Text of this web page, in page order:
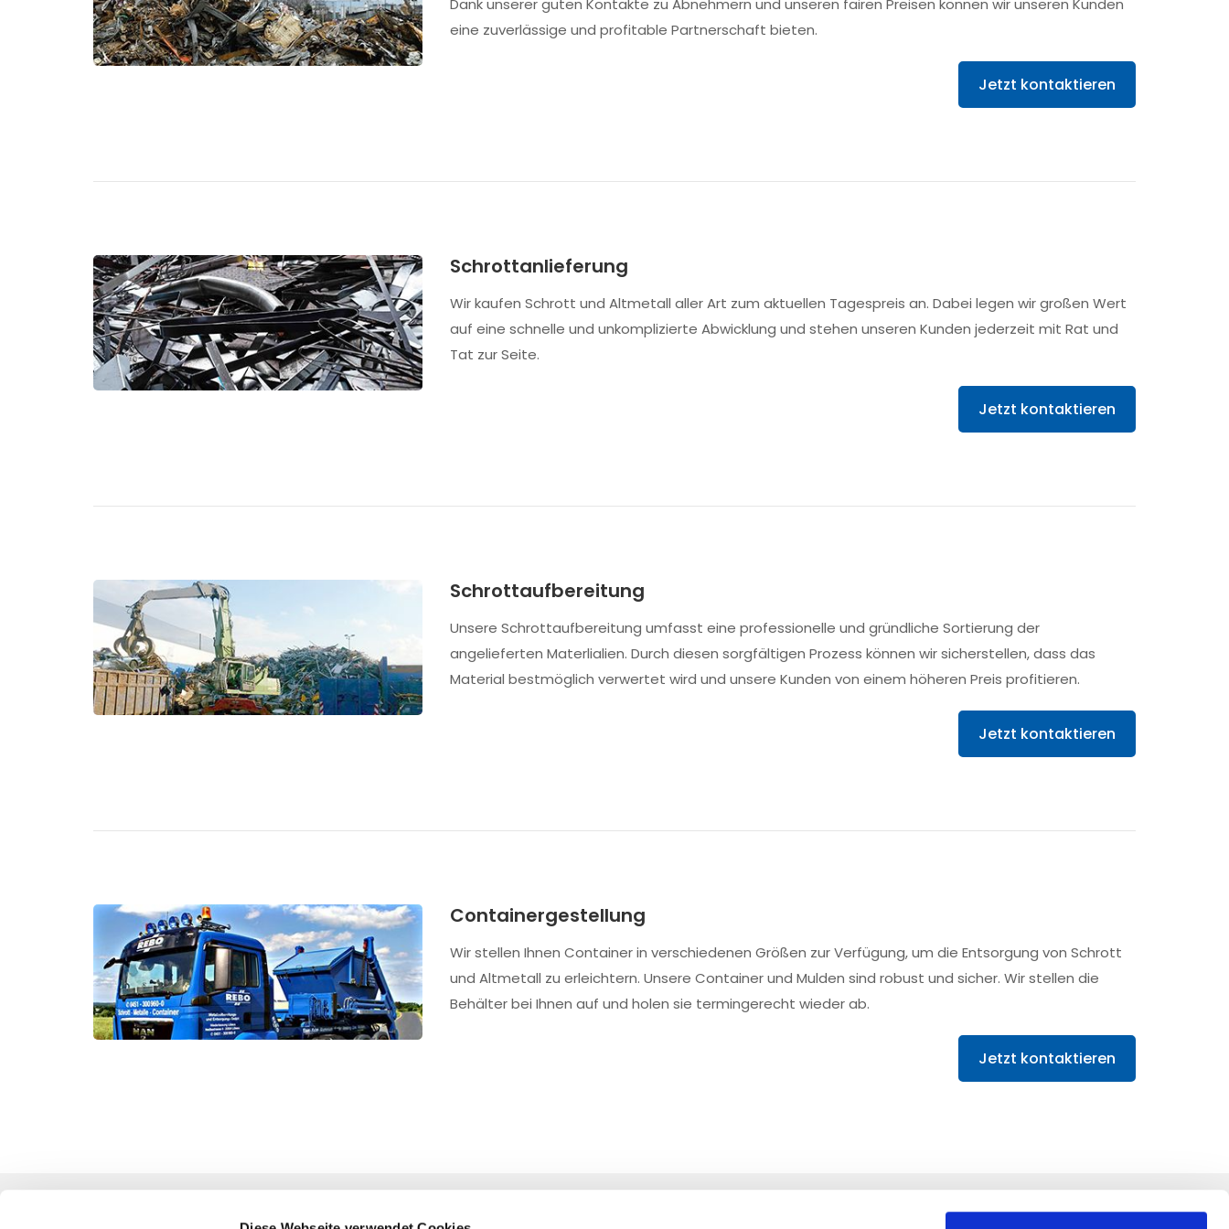
Dank unserer guten Kontakte zu Abnehmern und unseren fairen Preisen können wir unseren Kunden
eine zuverlässige und profitable Partnerschaft bieten.
Jetzt kontaktieren
Schrottanlieferung
Wir kaufen Schrott und Altmetall aller Art zum aktuellen Tagespreis an. Dabei legen wir großen Wert
auf eine schnelle und unkomplizierte Abwicklung und stehen unseren Kunden jederzeit mit Rat und
Tat zur Seite.
Jetzt kontaktieren
Schrottaufbereitung
Unsere Schrottaufbereitung umfasst eine professionelle und gründliche Sortierung der
angelieferten Materlialien. Durch diesen sorgfältigen Prozess können wir sicherstellen, dass das
Material bestmöglich verwertet wird und unsere Kunden von einem höheren Preis profitieren.
Jetzt kontaktieren
Containergestellung
Wir stellen Ihnen Container in verschiedenen Größen zur Verfügung, um die Entsorgung von Schrott
und Altmetall zu erleichtern. Unsere Container und Mulden sind robust und sicher. Wir stellen die
Behälter bei Ihnen auf und holen sie termingerecht wieder ab.
Jetzt kontaktieren